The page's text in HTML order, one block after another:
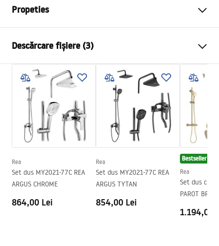
Propeties
Culoare
Tip cabina
De colt
Culoare sticla
Transparent 4mm
Tip de deschidere
Batanta
Primo
Montaj
de cada sau de podea
Inaltime (mm)
1900
mm
Directie cabina
Garantie
24 luni
Descărcare fișiere (3)
Warunki bezpieczeństwa
WARUNKI BEZPIECZENSTWA KABINY DRZWI
PARAWANY.pdf
Instrucțiuni de montaj
Kabina Primo Swing.pdf
Rea
Set dus MY2021-77C REA
ARGUS CHROME
864,00 Lei
Rea
Set dus MY2021-77C REA
ARGUS TYTAN
854,00 Lei
Bestseller
Rea
Set dus cu
PAROT
1.194,00